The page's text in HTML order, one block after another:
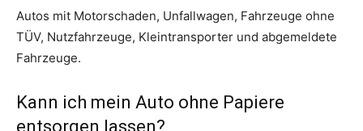
Autos mit Motorschaden, Unfallwagen, Fahrzeuge ohne
TÜV, Nutzfahrzeuge, Kleintransporter und abgemeldete
Fahrzeuge.
Kann ich mein Auto ohne Papiere
entsorgen lassen?